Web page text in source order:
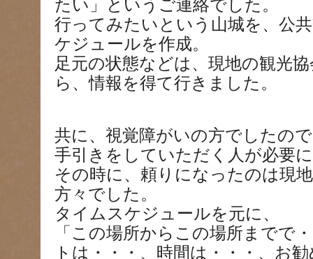
たい」というご連絡でした。
行ってみたいという山城を、公
ケジュールを作成。
足元の状態などは、現地の観光
ら、情報を得て行きました。
共に、視覚障がいの方でしたの
手引きをしていただく人が必要
その時に、頼りになったのは現
方々でした。
タイムスケジュールを元に、
「この場所からこの場所までで
トは・・・、時間は・・・、お